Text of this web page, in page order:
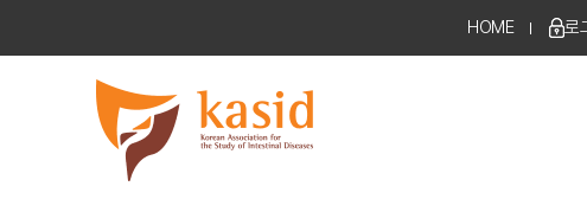
HOME 로